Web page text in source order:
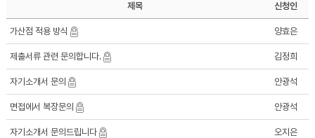
제목 신청인
가산점 적용 방식 양효은
제출서류 관련 문의합니다. 김정희
자기소개서 문의 안광석
면접에서 복장문의 안광석
자기소개서 문의드립니다 오지은